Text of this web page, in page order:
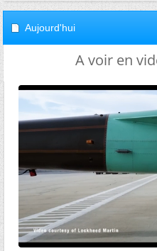
Aujourd'hui
A voir en